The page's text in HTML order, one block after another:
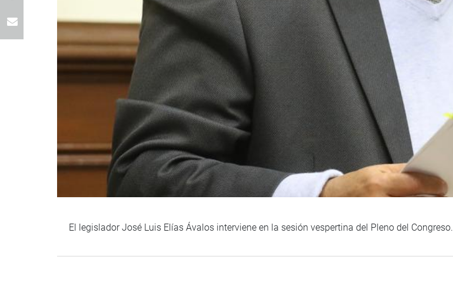
El legislador José Luis Elías Ávalos interviene en la sesión vespertina del Pleno del Congreso.